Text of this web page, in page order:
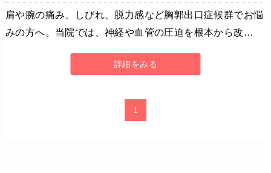
肩や腕の痛み、しびれ、脱力感など胸郭出口症候群でお悩
みの方へ。当院では、神経や血管の圧迫を根本から改…
詳細をみる
1